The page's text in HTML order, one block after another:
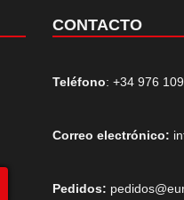
CONTACTO
Teléfono: +34 976
Correo electrónico:
Pedidos: